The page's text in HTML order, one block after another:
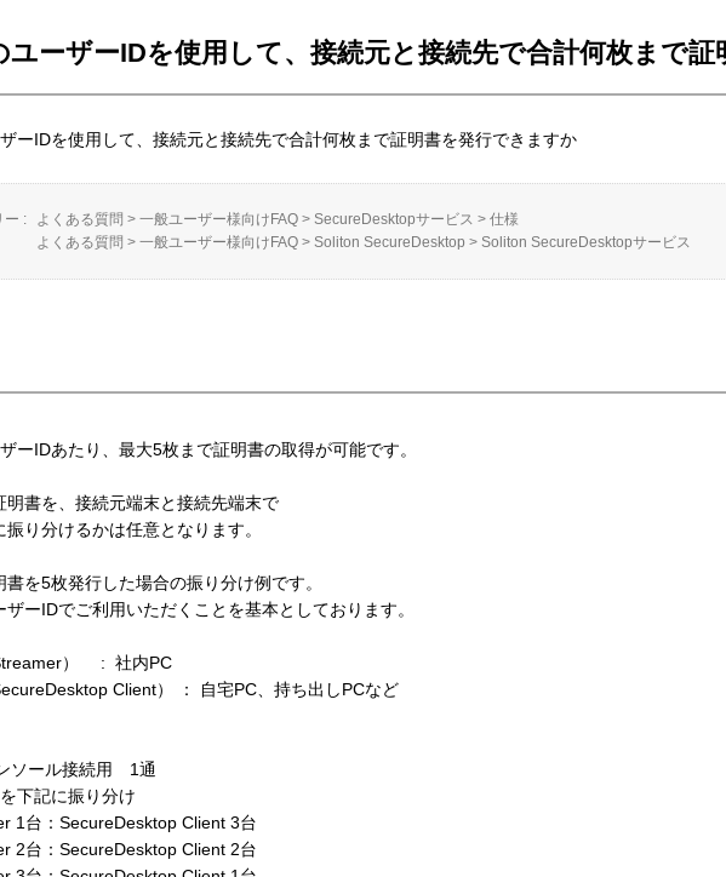
ユーザーIDを使用して、接続元と接続先で合計何枚まで
ーIDを使用して、接続元と接続先で合計何枚まで証明書を発行できますか
ー : よくある質問 > 一般ユーザー様向けFAQ > SecureDesktopサービス > 仕様
よくある質問 > 一般ユーザー様向けFAQ > Soliton SecureDesktop > Soliton SecureDesktopサービス
ーIDあたり、最大5枚まで証明書の取得が可能です。
明書を、接続元端末と接続先端末で
振り分けるかは任意となります。
書を5枚発行した場合の振り分け例です。
ーIDでご利用いただくことを基本としております。
） : 社内PC
Client） ： 自宅PC、持ち出しPCなど
ソール接続用 1通
下記に振り分け
1台：SecureDesktop Client 3台
2台：SecureDesktop Client 2台